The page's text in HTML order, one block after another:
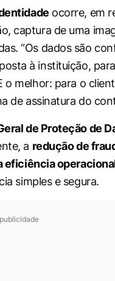
ocorre, em
captura de uma
“Os dados são
à instituição,
o melhor: para o
de assinatura do
de Proteção de
a redução de
eficiência
simples e segura.